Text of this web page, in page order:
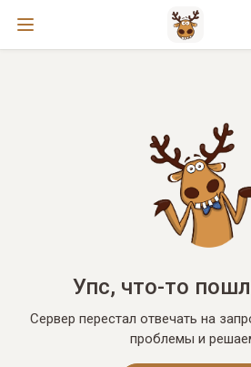
Упс, что-то
Сервер перестал отвечать на
проблемы и